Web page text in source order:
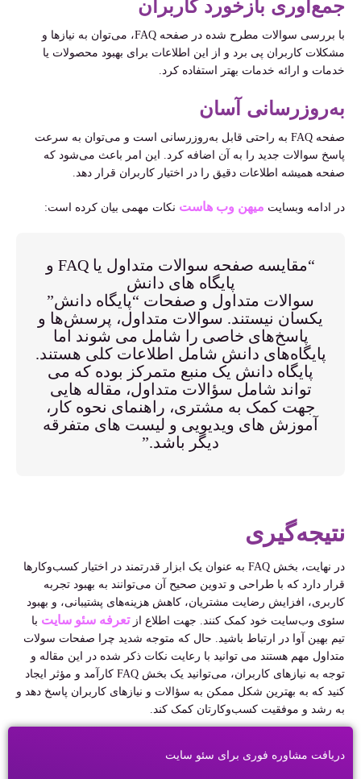
جمع‌آوری بازخورد کاربران
با بررسی سوالات مطرح شده در صفحه FAQ، می‌توان به نیازها و
مشکلات کاربران پی برد و از این اطلاعات برای بهبود محصولات یا
خدمات و ارائه خدمات بهتر استفاده کرد.
به‌روزرسانی آسان
صفحه FAQ به راحتی قابل به‌روزرسانی است و می‌توان به سرعت
پاسخ سوالات جدید را به آن اضافه کرد. این امر باعث می‌شود که
صفحه همیشه اطلاعات دقیق را در اختیار کاربران قرار دهد.
در ادامه وبسایت میهن وب هاست نکات مهمی بیان کرده است:
“مقایسه صفحه سوالات متداول یا FAQ و
پایگاه های دانش
سوالات متداول و صفحات “پایگاه دانش”
یکسان نیستند. سوالات متداول، پرسش‌ها و
پاسخ‌های خاصی را شامل می شوند اما
پایگاه‌های دانش شامل اطلاعات کلی هستند.
پایگاه دانش یک منبع متمرکز بوده که می
تواند شامل سؤالات متداول، مقاله هایی
جهت کمک به مشتری، راهنمای نحوه کار،
آموزش های ویدیویی و لیست های متفرقه
دیگر باشد.”
نتیجه‌گیری
در نهایت، بخش FAQ به عنوان یک ابزار قدرتمند در اختیار کسب‌وکارها
قرار دارد که با طراحی و تدوین صحیح آن می‌توانند به بهبود تجربه
کاربری، افزایش رضایت مشتریان، کاهش هزینه‌های پشتیبانی، و بهبود
سئوی وب‌سایت خود کمک کنند. جهت اطلاع از تعرفه سئو سایت با
تیم بهین آوا در ارتباط باشید. حال که متوجه شدید چرا صفحات سولات
متداول مهم هستند می توانید با رعایت نکات ذکر شده در این مقاله و
توجه به نیازهای کاربران، می‌توانید یک بخش FAQ کارآمد و مؤثر ایجاد
کنید که به بهترین شکل ممکن به سؤالات و نیازهای کاربران پاسخ دهد و
به رشد و موفقیت کسب‌وکارتان کمک کند.
دریافت مشاوره فوری برای سئو سایت